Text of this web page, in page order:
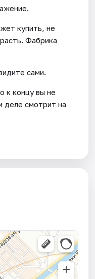
купить, не
Фабрика
сами.
к концу вы не
деле смотрит на